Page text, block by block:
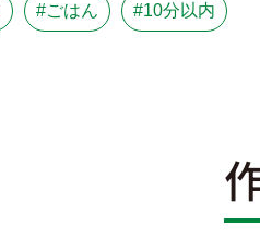
#ごはん #10分以内